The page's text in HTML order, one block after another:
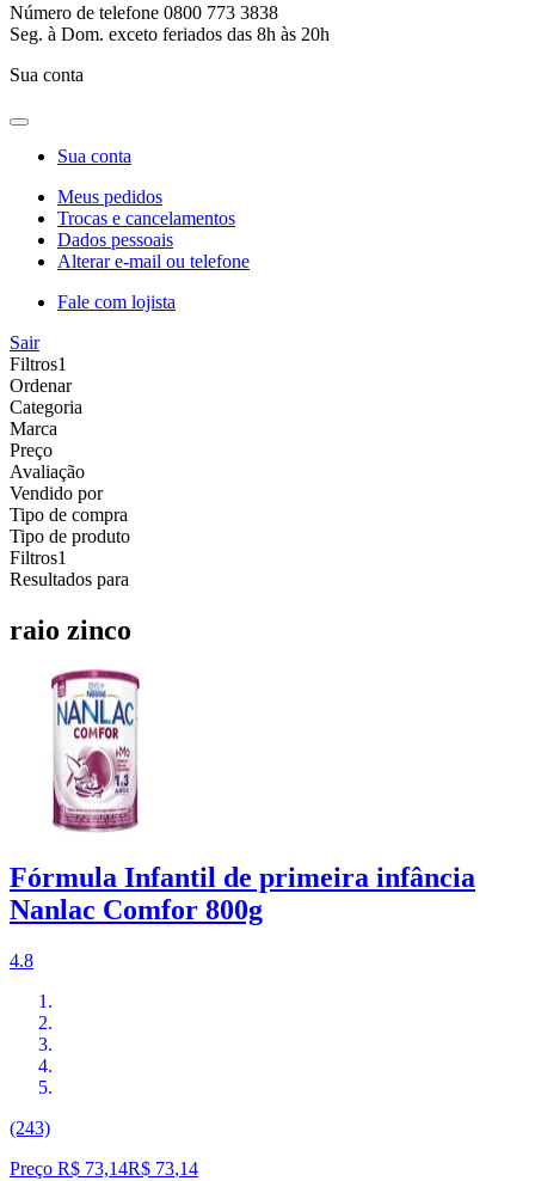
Número de telefone 0800 773 3838
Seg. à Dom. exceto feriados das 8h às 20h
Sua conta
Sua conta
Meus pedidos
Trocas e cancelamentos
Dados pessoais
Alterar e-mail ou telefone
Fale com lojista
Sair
Filtros1
Ordenar
Categoria
Marca
Preço
Avaliação
Vendido por
Tipo de compra
Tipo de produto
Filtros1
Resultados para
raio zinco
Fórmula Infantil de primeira infância
Nanlac Comfor 800g
4.8
(243)
Preço R$ 73,14R$ 73,14